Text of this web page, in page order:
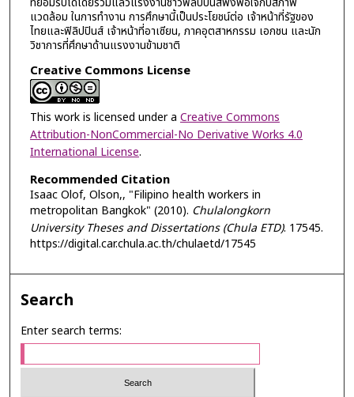
แวดล้อม ในการทำงาน การศึกษานี้เป็นประโยชน์ต่อ เจ้าหน้าที่รัฐของ
ไทยและฟิลิปปินส์ เจ้าหน้าที่อาเซียน, ภาคอุตสาหกรรม เอกชน และนัก
วิชาการที่ศึกษาด้านแรงงานข้ามชาติ
Creative Commons License
This work is licensed under a Creative Commons
Attribution-NonCommercial-No Derivative Works 4.0
International License.
Recommended Citation
Isaac Olof, Olson,, "Filipino health workers in
metropolitan Bangkok" (2010). Chulalongkorn
University Theses and Dissertations (Chula ETD). 17545.
https://digital.car.chula.ac.th/chulaetd/17545
Search
Enter search terms: